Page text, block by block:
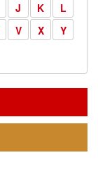
J K
L
V X
Y